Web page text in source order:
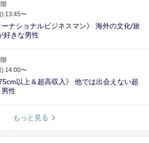
) 13:45〜
ーナショナルビジネスマン》 海外の文化/旅
好きな男性
) 14:00〜
以上＆超高収入》 他では出会えない超
性
もっと見る